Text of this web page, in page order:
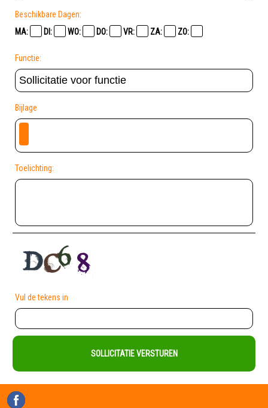
Beschikbare Dagen:
MA:
DI: WO: DO: VR: ZA: ZO:
Functie:
Bijlage
Toelichting:
Vul de tekens in
SOLLICITATIE VERSTUREN